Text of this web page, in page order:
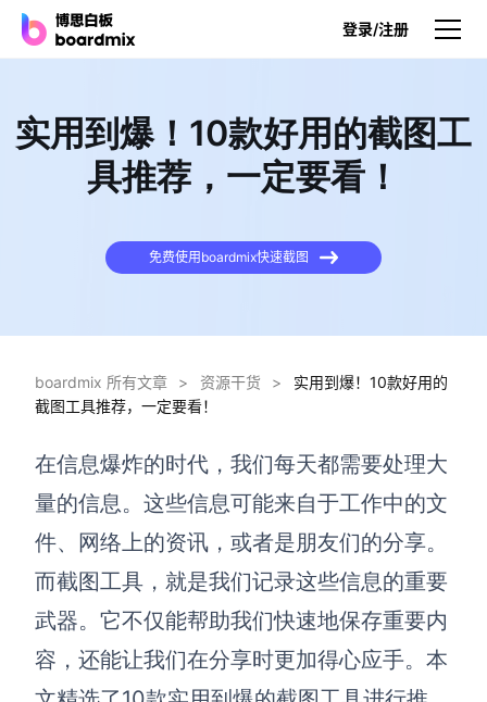
登录/注册
产品
博思白板
博思白板SDK
博思白板离线版
博思设计
一体化产品设计工具
博思AIPPT
AI生成PPT，支持在线编辑
资源与下载
实用到爆！10款好用的截图工
具推荐，一定要看！
免费使用boardmix快速截图
boardmix 所有文章 > 资源干货 >
实用到爆！10款好用的
截图工具推荐，一定要看！
在信息爆炸的时代，我们每天都需要处理大
量的信息。这些信息可能来自于工作中的文
件、网络上的资讯，或者是朋友们的分享。
而截图工具，就是我们记录这些信息的重要
武器。它不仅能帮助我们快速地保存重要内
容，还能让我们在分享时更加得心应手。本